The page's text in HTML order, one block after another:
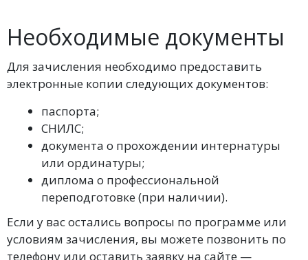
Необходимые документы
Для зачисления необходимо предоставить
электронные копии следующих документов:
паспорта;
СНИЛС;
документа о прохождении интернатуры
или ординатуры;
диплома о профессиональной
переподготовке (при наличии).
Если у вас остались вопросы по программе или
условиям зачисления, вы можете позвонить по
телефону или оставить заявку на сайте —